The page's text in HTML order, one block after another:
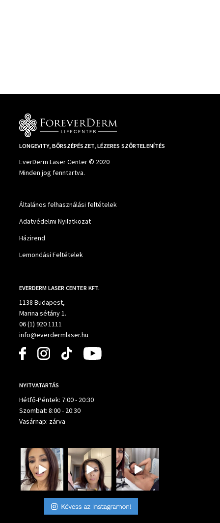
LONGEVITY, BŐRSZÉPÉSZET, LÉZERES SZŐRTELENÍTÉS
EverDerm Laser Center © 2020
Minden jog fenntartva.
Általános felhasználási feltételek
Adatvédelmi Nyilatkozat
Házirend
Lemondási Feltételek
EVERDERM LASER CENTER KFT.
1138 Budapest,
Marina sétány 1.
06 (1) 920 1111
info@everdermlaser.hu
NYITVATARTÁS
Hétfő-Péntek: 7:00 - 20:30
Szombat: 8:00 - 20:30
Vasárnap: zárva